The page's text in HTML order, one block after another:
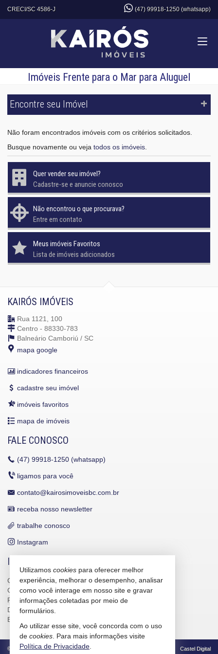
CRECI/SC 4586-J (47) 99918-1250 (whatsapp)
Imóveis Frente para o Mar para Aluguel
Encontre seu Imóvel
Não foram encontrados imóveis com os critérios solicitados.
Busque novamente ou veja todos os imóveis
Quer vender seu imóvel?
Cadastre-se e anuncie conosco
Não encontrou o que procurava?
Entre em contato
Meus imóveis Favoritos
Lista de imóveis adicionados
KAIRÓS IMÓVEIS
Rua 1121, 100
Centro - 88330-783
Balneário Camboriú / SC
mapa google
indicadores financeiros
cadastre seu imóvel
imóveis favoritos
mapa de imóveis
FALE CONOSCO
(47) 99918-1250 (whatsapp)
ligamos para você
contato@kairosimoveisbc.com.br
receba nosso newsletter
trabalhe conosco
Instagram
INDICADORES FINANCEIROS
CUB /SC
R$ 3.151,24
CUB /SC variação
0,95%
Poupança
0,6738%
Dólar Comercial
Euro
© 2026 CRECI/SC 4586-J Política de Privacidade Castel Digital
Utilizamos cookies para oferecer melhor
experiência, melhorar o desempenho, analisar
como você interage em nosso site e gravar
informações coletadas por meio de
formulários.
Ao utilizar esse site, você concorda com o uso
de cookies . Para mais informações visite
Política de Privacidade